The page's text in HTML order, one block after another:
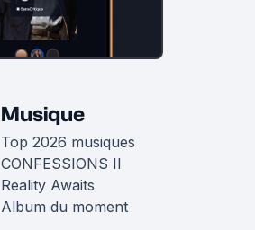
Musique
Top 2026 musiques
CONFESSIONS II
Reality Awaits
Album du moment